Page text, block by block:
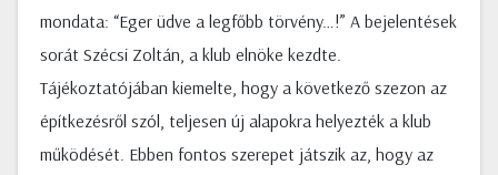
mondata: “Eger üdve a legfőbb törvény…!” A bejelentések
sorát Szécsi Zoltán, a klub elnöke kezdte.
Tájékoztatójában kiemelte, hogy a következő szezon az
építkezésről szól, teljesen új alapokra helyezték a klub
működését. Ebben fontos szerepet játszik az, hogy az